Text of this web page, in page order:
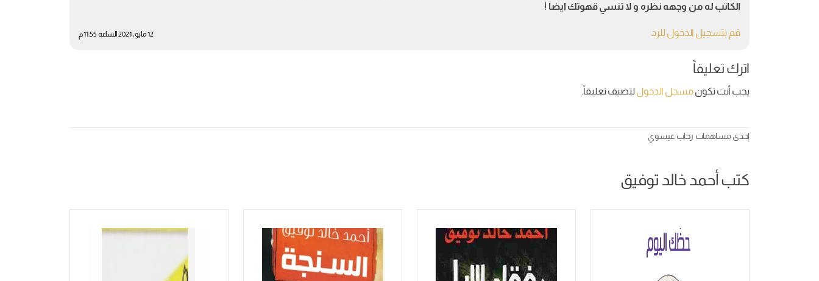
12 مايو، 2021 الساعة 11:55 م
الكاتب له من وجهه نظره و لا تنسي قهوتك ايضا !
قم بتسجيل الدخول للرد
اترك تعليقاً
يجب أنت تكونمسجل الدخوللتضيف تعليقاً.
إحدى مساهمات رحاب عيسوي
كتب أحمد خالد توفيق